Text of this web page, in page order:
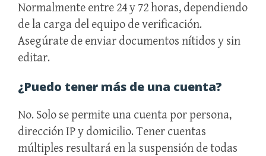
Normalmente entre 24 y 72 horas, dependiendo
de la carga del equipo de verificación.
Asegúrate de enviar documentos nítidos y sin
editar.
¿Puedo tener más de una cuenta?
No. Solo se permite una cuenta por persona,
dirección IP y domicilio. Tener cuentas
múltiples resultará en la suspensión de todas